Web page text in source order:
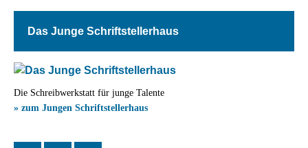
Das Junge Schriftstellerhaus
Die Schreibwerkstatt für junge Talente
» zum Jungen Schriftstellerhaus